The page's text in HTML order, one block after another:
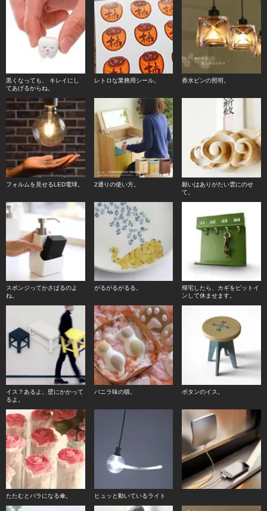
黒くなっても、 キレイにし
てあげるからね。
レトロな業務用シール。 香水ビンの照明。
フォルムを見せるLED電球。 2通りの使い方。
願いはありがたい雲にのせ
て。
スポンジってかさばるのよ
ね。
がるがるがるる。
帰宅したら、カギをピットイ
ンして休ませます。
イス？あるよ。壁にかかって
るよ。
バニラ味の猫。 ボタンのイス。
たたむとバラになる傘。 ヒュッと動いているライト